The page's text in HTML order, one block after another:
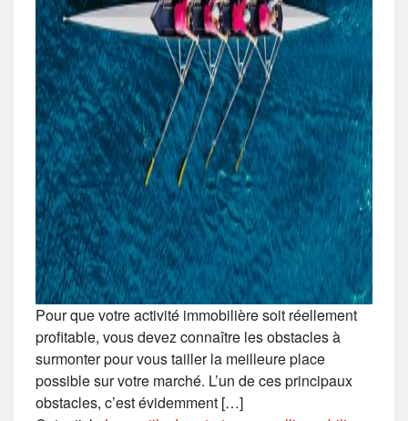
Pour que votre activité immobilière soit réellement
profitable, vous devez connaître les obstacles à
surmonter pour vous tailler la meilleure place
possible sur votre marché. L’un de ces principaux
obstacles, c’est évidemment […]